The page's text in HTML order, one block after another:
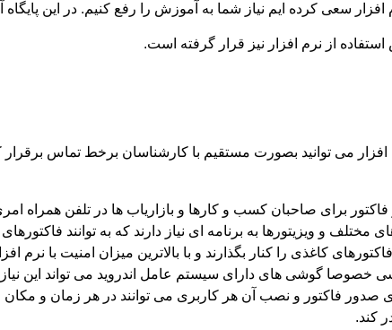
افزار سعی کرده ایم نیاز شما به آموزش را رفع کنیم. در این
استفاده از نرم افزار نیز قرار گرفته است.
می توانید بصورت مستقیم با کارشناسان برخط تماس برقرار
فاکتور برای صاحبان کسب و کارها و بازاریاب ها در تلفن همراه
و ویزیتورها به برنامه ای نیاز دارند که به توانند
کاغذی را کنار بگذارند و با بالاترین میزان امنیت با نرم
خصوصا گوشی های دارای سیستم عامل اندروید می تواند این
صدور فاکتور و نصب آن هر کاربری می توانند در هر زمان و مکان
کند.